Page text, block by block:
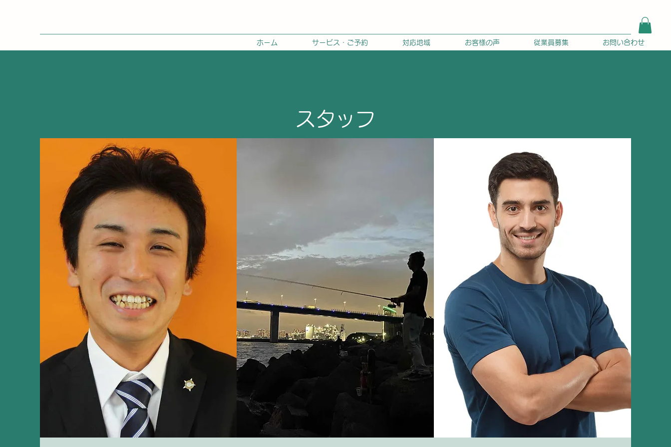
ホーム サービス・ご予約 対応地域 お客様の声 従業員募集 お問い合わせ
​スタッフ